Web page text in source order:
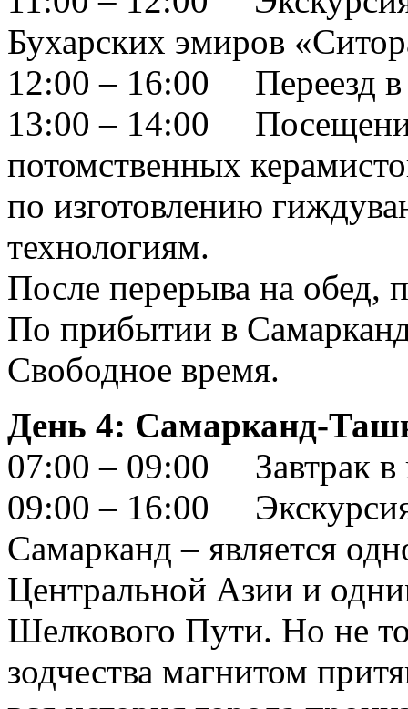
Бухарских эмиров
12:00 – 16:00 Переезд в
13:00 – 14:00
потомственных
по изготовлению
технологиям.
После перерыва на обед,
По прибытии в
Свободное время.
День 4: Самарканд-
07:00 – 09:00 Завтрак в
09:00 – 16:00
Самарканд – является
Центральной Азии и
Шелкового Пути. Но не
зодчества магнитом